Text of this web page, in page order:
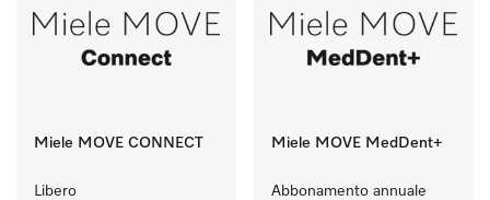
Miele MOVE CONNECT
Libero
Miele MOVE MedDent+
Abbonamento annuale